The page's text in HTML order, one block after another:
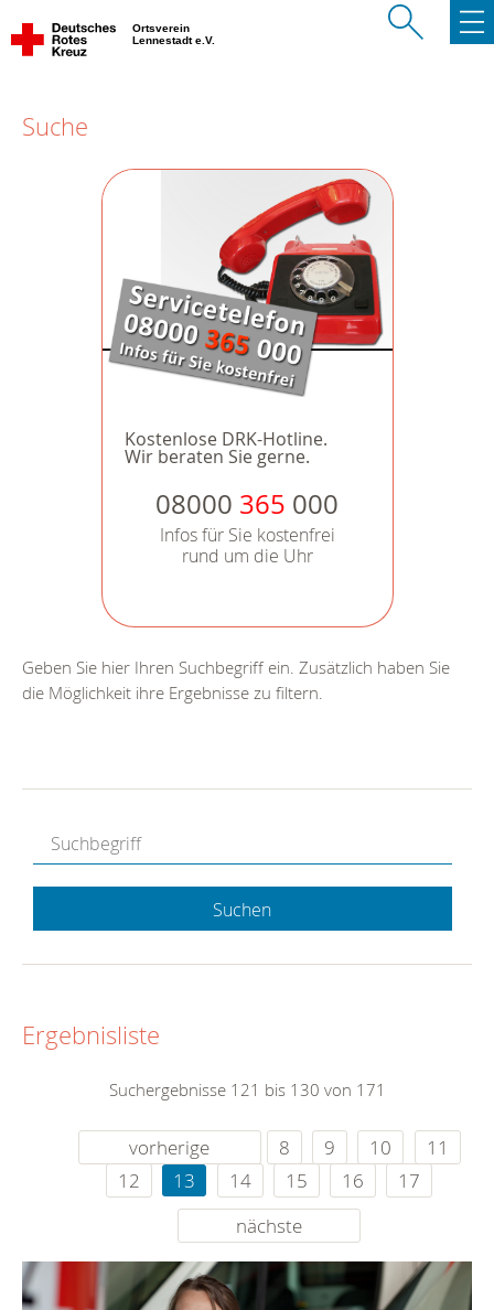
Ortsverein
Lennestadt e.V.
Suche
Kostenlose DRK-Hotline.
Wir beraten Sie gerne.
08000 365 000
Infos für Sie kostenfrei
rund um die Uhr
Geben Sie hier Ihren Suchbegriff ein. Zusätzlich haben Sie
die Möglichkeit ihre Ergebnisse zu filtern.
Suchen
Ergebnisliste
Suchergebnisse 121 bis 130 von 171
vorherige 8 9 10
11
12
13 14 15 16
17
nächste